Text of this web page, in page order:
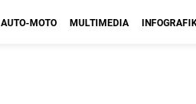
AUTO-MOTO MULTIMEDIA